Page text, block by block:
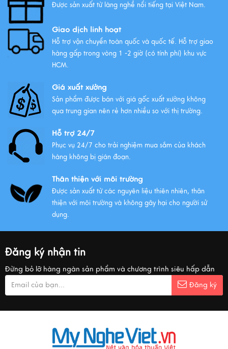
Được sản xuất từ làng nghề nổi tiếng tại Việt Nam.
Giao dịch linh hoạt
Hỗ trợ vận chuyển toàn quốc và quốc tế. Hỗ trợ giao
hàng gấp trong vòng 1 -2 giờ (có tính phí) khu vực
HCM.
Giá xuất xưởng
Sản phẩm được bán với giá gốc xuất xưởng không
qua trung gian nên rẻ hơn nhiều so với thị trường.
Hỗ trợ 24/7
Phục vụ 24/7 cho trải nghiệm mua sắm của khách
hàng không bị gián đoạn.
Thân thiện với môi trường
Được sản xuất từ các nguyên liệu thiên nhiên, thân
thiện với môi trường và không gây hại cho người sử
dụng.
Đăng ký nhận tin
Đừng bỏ lỡ hàng ngàn sản phẩm và chương trình siêu hấp dẫn
Đăng ký